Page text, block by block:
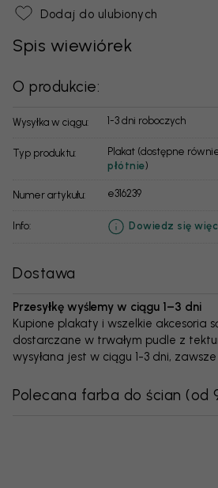
Dodaj do ulubionych
Spis wiewiórek
O produkcie:
Wysyłka w ciągu: 1-3 dni roboczych
Typ produktu: Plakat (dostępne
płótnie)
Numer artykułu: e316239
info: Dowiedz się
Dostawa
Przesyłkę wyślemy w ciągu 1–3 dni
Kupione plakaty i wszelkie akcesoria
dostarczane w trwałym pudle z
wysyłana jest w ciągu 1-3 dni,
Polecana farba do ścian (od